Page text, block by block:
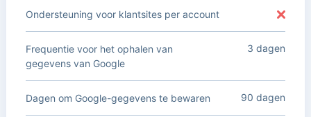
Ondersteuning voor klantsites per account
Frequentie voor het ophalen van
gegevens van Google
3 dagen
Dagen om Google-gegevens te bewaren 90 dagen